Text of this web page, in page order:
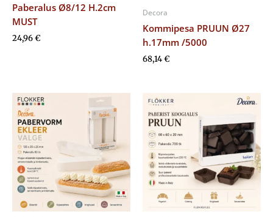
Paberalus Ø8/12 H.2cm
MUST
24,96€
Decora
Kommipesa PRUUN Ø27
h.17mm /5000
68,14€